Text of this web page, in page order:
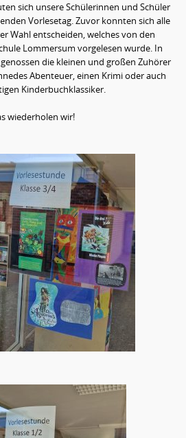
sich unsere Schülerinnen und Schüler
Vorlesetag. Zuvor konnten sich alle
Wahl entscheiden, welches von den
Lommersum vorgelesen wurde. In
die kleinen und großen Zuhörer
Abenteuer, einen Krimi oder auch
Kinderbuchklassiker.
wiederholen wir!